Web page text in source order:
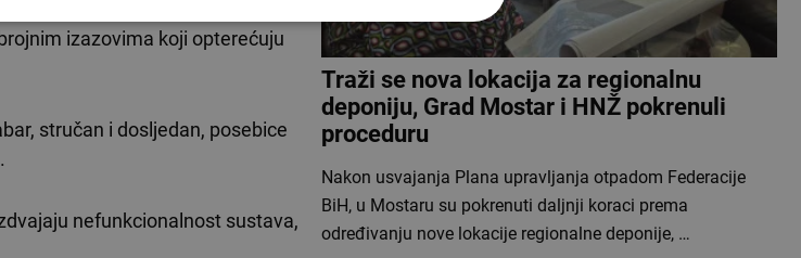
izazovima koji opterećuju
stručan i dosljedan, posebice
nefunkcionalnost sustava,
Traži se nova lokacija za regionalnu
deponiju, Grad Mostar i HNŽ pokrenuli
proceduru
Nakon usvajanja Plana upravljanja otpadom Federacije
BiH, u Mostaru su pokrenuti daljnji koraci prema
određivanju nove lokacije regionalne deponije, …